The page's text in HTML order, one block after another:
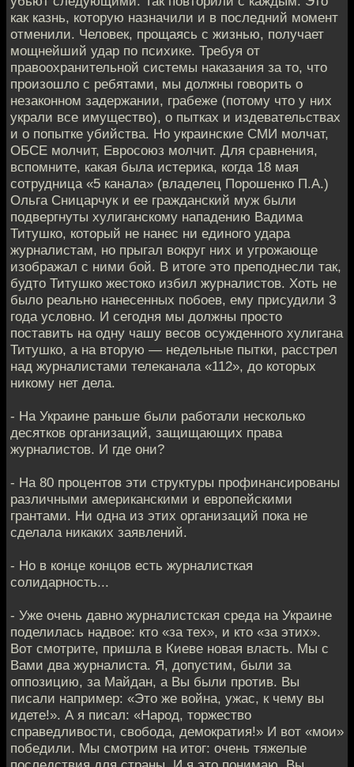
как казнь, которую назначили и в последний момент
отменили. Человек, прощаясь с жизнью, получает
мощнейший удар по психике. Требуя от
правоохранительной системы наказания за то, что
произошло с ребятами, мы должны говорить о
незаконном задержании, грабеже (потому что у них
украли все имущество), о пытках и издевательствах
и о попытке убийства. Но украинские СМИ молчат,
ОБСЕ молчит, Евросоюз молчит. Для сравнения,
вспомните, какая была истерика, когда 18 мая
сотрудница «5 канала» (владелец Порошенко П.А.)
Ольга Сницарчук и ее гражданский муж были
подвергнуты хулиганскому нападению Вадима
Титушко, который не нанес ни единого удара
журналистам, но прыгал вокруг них и угрожающе
изображал с ними бой. В итоге это преподнесли так,
будто Титушко жестоко избил журналистов. Хоть не
было реально нанесенных побоев, ему присудили 3
года условно. И сегодня мы должны просто
поставить на одну чашу весов осужденного хулигана
Титушко, а на вторую — недельные пытки, расстрел
над журналистами телеканала «112», до которых
никому нет дела.
- На Украине раньше были работали несколько
десятков организаций, защищающих права
журналистов. И где они?
- На 80 процентов эти структуры профинансированы
различными американскими и европейскими
грантами. Ни одна из этих организаций пока не
сделала никаких заявлений.
- Но в конце концов есть журналисткая
солидарность...
- Уже очень давно журналистская среда на Украине
поделилась надвое: кто «за тех», и кто «за этих».
Вот смотрите, пришла в Киеве новая власть. Мы с
Вами два журналиста. Я, допустим, были за
оппозицию, за Майдан, а Вы были против. Вы
писали например: «Это же война, ужас, к чему вы
идете!». А я писал: «Народ, торжество
справедливости, свобода, демократия!» И вот «мои»
победили. Мы смотрим на итог: очень тяжелые